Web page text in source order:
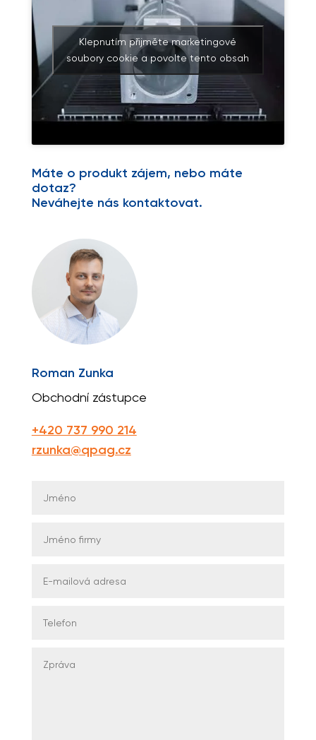
Klepnutím přijměte marketingové
soubory cookie a povolte tento obsah
Máte o produkt zájem, nebo máte
dotaz?
Neváhejte nás kontaktovat.
Roman Zunka
Obchodní zástupce
+420 737 990 214
rzunka@qpag.cz